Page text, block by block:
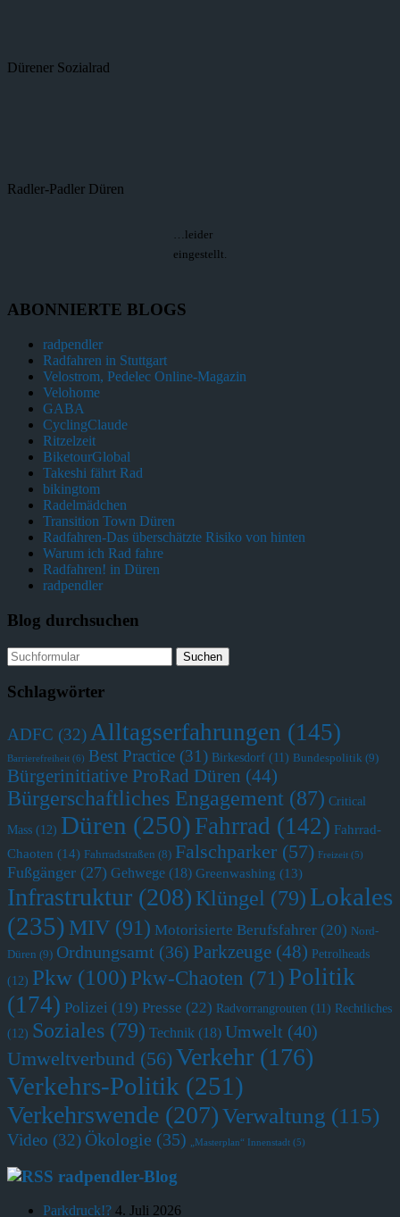
Dürener Sozialrad
Radler-Padler Düren
…leider
eingestellt.
ABONNIERTE BLOGS
radpendler
Radfahren in Stuttgart
Velostrom, Pedelec Online-Magazin
Velohome
GABA
CyclingClaude
Ritzelzeit
BiketourGlobal
Takeshi fährt Rad
bikingtom
Radelmädchen
Transition Town Düren
Radfahren-Das überschätzte Risiko von hinten
Warum ich Rad fahre
Radfahren! in Düren
radpendler
Blog durchsuchen
Schlagwörter
ADFC (32)Alltagserfahrungen (145)
Barrierefreiheit (6) Best Practice (31) Birkesdorf (11) Bundespolitik (9)
Bürgerinitiative ProRad Düren (44)
Bürgerschaftliches Engagement (87) Critical
Mass (12) Düren (250) Fahrrad (142) Fahrrad-
Chaoten (14) Fahrradstraßen (8) Falschparker (57) Freizeit (5)
Fußgänger (27) Gehwege (18) Greenwashing (13)
Infrastruktur (208) Klüngel (79) Lokales
(235) MIV (91) Motorisierte Berufsfahrer (20) Nord-
Düren (9) Ordnungsamt (36) Parkzeuge (48) Petrolheads
(12) Pkw (100) Pkw-Chaoten (71) Politik
(174) Polizei (19) Presse (22) Radvorrangrouten (11) Rechtliches
(12) Soziales (79) Technik (18) Umwelt (40)
Umweltverbund (56)Verkehr (176)
Verkehrs-Politik (251)
Verkehrswende (207)Verwaltung (115)
Video (32) Ökologie (35) „Masterplan“ Innenstadt (5)
radpendler-Blog
Parkdruck!? 4. Juli 2026